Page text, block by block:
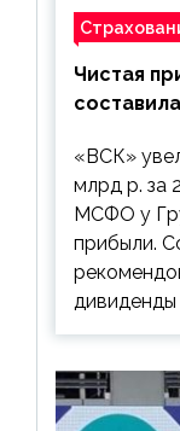
Чистая
«ВСК»
млрд р. за
МСФО у
прибыли.
дивиденды